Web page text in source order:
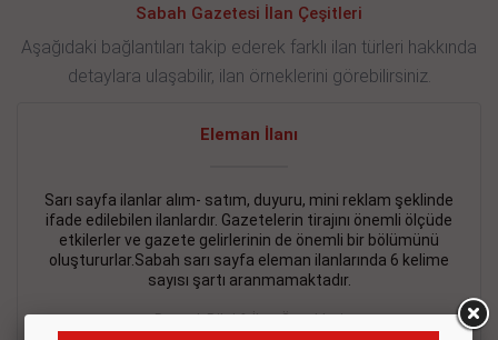
Sabah Gazetesi İlan Çeşitleri
Aşağıdaki bağlantıları takip ederek farklı ilan türleri hakkında
detaylara ulaşabilir, ilan örneklerini görebilirsiniz.
Eleman İlanı
Sarı sayfa ilanlar alım- satım, duyuru, mini reklam şeklinde
ifade edilebilen ilanlardır. Gazetelerin tirajını önemli ölçüde
etkilerler ve gazete gelirlerinin de önemli bir bölümünü
oluştururlar.Sabah sarı sayfa eleman ilanlarında 6 kelime
sayısı şartı aranmamaktadır.
Detaylı Bilgi & İlan Örnekleri